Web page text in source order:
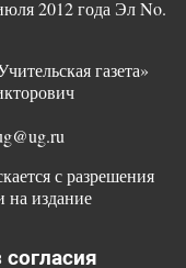
2012 года Эл No.
газета»
с разрешения
на издание